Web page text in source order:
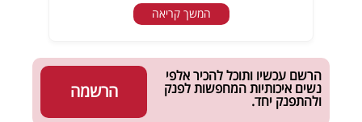
המשך קריאה
הרשמה
הרשם עכשיו ותוכל להכיר אלפי
נשים איכותיות המחפשות לפנק
ולהתפנק יחד.